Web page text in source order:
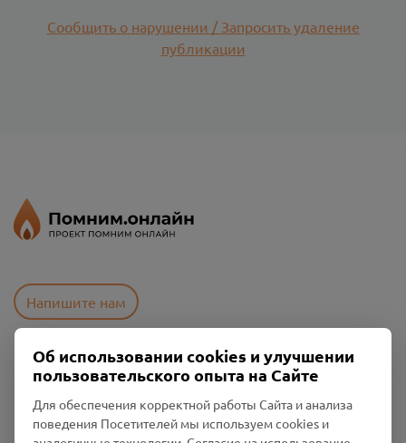
Сообщить о нарушении / Запросить удаление
публикации
Напишите нам
Пользовательское соглашение
Промо-материалы
Об использовании cookies и улучшении
пользовательского опыта на Сайте
Для обеспечения корректной работы Сайта и анализа
поведения Посетителей мы используем cookies и